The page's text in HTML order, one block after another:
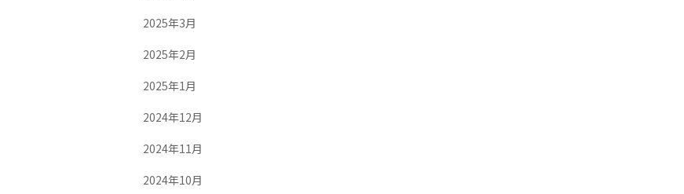
2025年3月
2025年2月
2025年1月
2024年12月
2024年11月
2024年10月